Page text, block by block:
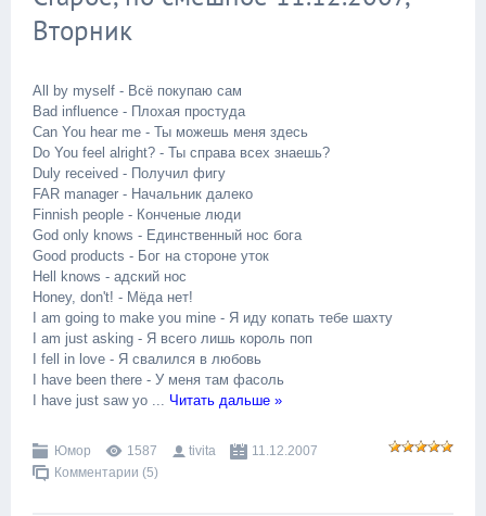
Вторник
All by myself - Всё покупаю сам
Bad influence - Плохая простуда
Can You hear me - Ты можешь меня здесь
Do You feel alright? - Ты справа всех знаешь?
Duly received - Получил фигу
FAR manager - Начальник далеко
Finnish people - Конченые люди
God only knows - Единственный нос бога
Good products - Бог на стороне уток
Hell knows - адский нос
Honey, don't! - Мёда нет!
I am going to make you mine - Я иду копать тебе шахту
I am just asking - Я всего лишь король поп
I fell in love - Я свалился в любовь
I have been there - У меня там фасоль
I have just saw yo ... Читать дальше »
Юмор 1587 tivita
11.12.2007
Комментарии (5)